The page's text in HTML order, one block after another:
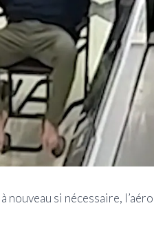
nouveau si nécessaire,